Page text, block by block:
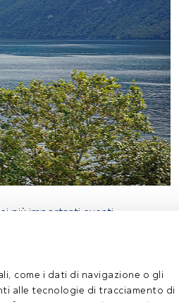
come i dati di navigazione o gli
alle tecnologie di tracciamento di
più importanti eventi
Palazzo dei
e i partner.